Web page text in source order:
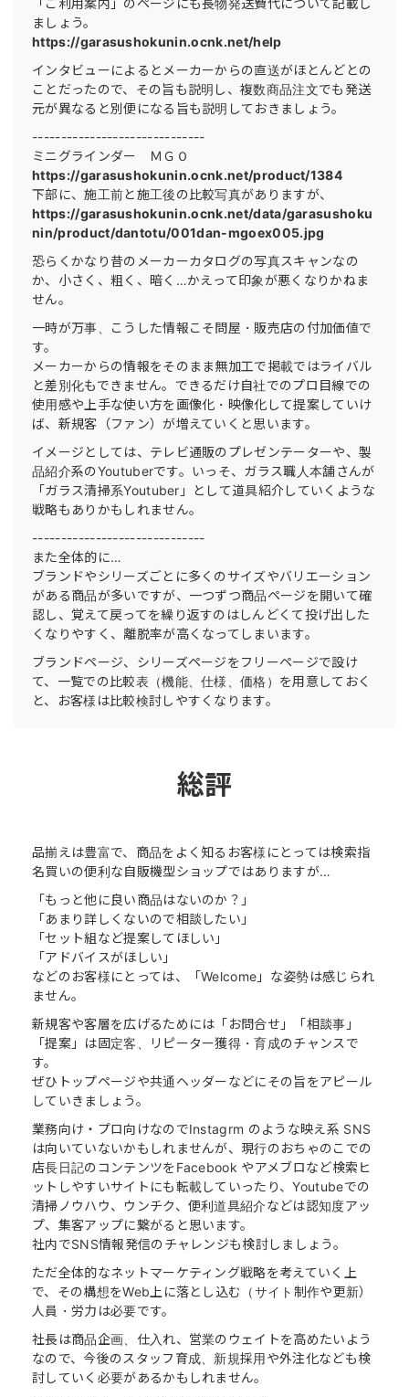
「ご利用案内」のページにも長物発送費代について記載し
ましょう。
https://garasushokunin.ocnk.net/help
インタビューによるとメーカーからの直送がほとんどとの
ことだったので、その旨も説明し、複数商品注文でも発送
元が異なると別便になる旨も説明しておきましょう。
------------------------------
ミニグラインダー ＭＧＯ
https://garasushokunin.ocnk.net/product/1384
下部に、施工前と施工後の比較写真がありますが、
https://garasushokunin.ocnk.net/data/garasushoku
nin/product/dantotu/001dan-mgoex005.jpg
恐らくかなり昔のメーカーカタログの写真スキャンなの
か、小さく、粗く、暗く…かえって印象が悪くなりかねま
せん。
一時が万事、こうした情報こそ問屋・販売店の付加価値で
す。
メーカーからの情報をそのまま無加工で掲載ではライバル
と差別化もできません。できるだけ自社でのプロ目線での
使用感や上手な使い方を画像化・映像化して提案していけ
ば、新規客（ファン）が増えていくと思います。
イメージとしては、テレビ通販のプレゼンテーターや、製
品紹介系のYoutuberです。いっそ、ガラス職人本舗さんが
「ガラス清掃系Youtuber」として道具紹介していくような
戦略もありかもしれません。
------------------------------
また全体的に…
ブランドやシリーズごとに多くのサイズやバリエーション
がある商品が多いですが、一つずつ商品ページを開いて確
認し、覚えて戻ってを繰り返すのはしんどくて投げ出した
くなりやすく、離脱率が高くなってしまいます。
ブランドページ、シリーズページをフリーページで設け
て、一覧での比較表（機能、仕様、価格）を用意しておく
と、お客様は比較検討しやすくなります。
総評
品揃えは豊富で、商品をよく知るお客様にとっては検索指
名買いの便利な自販機型ショップではありますが…
「もっと他に良い商品はないのか？」
「あまり詳しくないので相談したい」
「セット組など提案してほしい」
「アドバイスがほしい」
などのお客様にとっては、「Welcome」な姿勢は感じられ
ません。
新規客や客層を広げるためには「お問合せ」「相談事」
「提案」は固定客、リピーター獲得・育成のチャンスで
す。
ぜひトップページや共通ヘッダーなどにその旨をアピール
していきましょう。
業務向け・プロ向けなのでInstagrm のような映え系 SNS
は向いていないかもしれませんが、現行のおちゃのこでの
店長日記のコンテンツをFacebook やアメブロなど検索ヒ
ットしやすいサイトにも転載していったり、Youtubeでの
清掃ノウハウ、ウンチク、便利道具紹介などは認知度アッ
プ、集客アップに繋がると思います。
社内でSNS情報発信のチャレンジも検討しましょう。
ただ全体的なネットマーケティング戦略を考えていく上
で、その構想をWeb上に落とし込む（サイト制作や更新）
人員・労力は必要です。
社長は商品企画、仕入れ、営業のウェイトを高めたいよう
なので、今後のスタッフ育成、新規採用や外注化なども検
討していく必要があるかもしれません。